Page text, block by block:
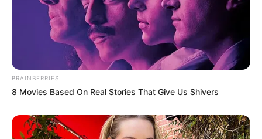
BRAINBERRIES
8 Movies Based On Real Stories That Give Us Shivers